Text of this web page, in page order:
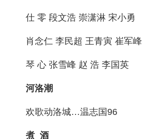
仕 零 段文浩 崇潇淋 宋小勇
肖念仁 李民超 王青寅 崔军峰
琴 心 张雪峰 赵 浩 李国英
河洛潮
欢歌动洛城…温志国96
煮 酒